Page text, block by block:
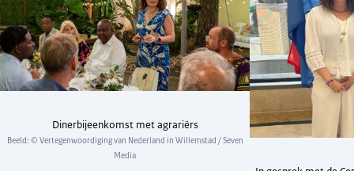
Dinerbijeenkomst met agrariërs
Beeld: © Vertegenwoordiging van Nederland in Willemstad / Seven
Media